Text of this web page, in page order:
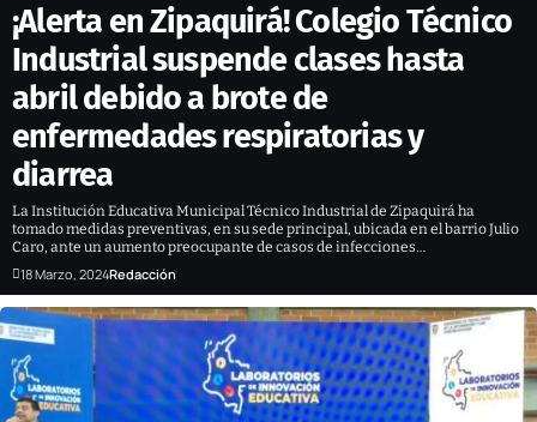
¡Alerta en Zipaquirá! Colegio Técnico
Industrial suspende clases hasta
abril debido a brote de
enfermedades respiratorias y
diarrea
La Institución Educativa Municipal Técnico Industrial de Zipaquirá ha
tomado medidas preventivas, en su sede principal, ubicada en el barrio Julio
Caro, ante un aumento preocupante de casos de infecciones…
18 Marzo, 2024Redacción